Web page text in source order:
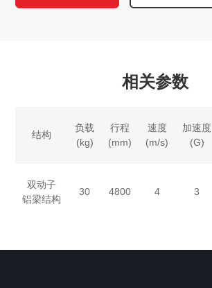
相关参数
结构
负载
(kg)
行程
(mm)
速度
(m/s)
加速度
(G)
双动子
铝梁结构
30 4800 4 3